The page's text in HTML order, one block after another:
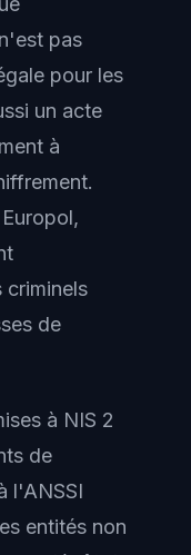
pas
pour les
un acte
à
criminels
de
à NIS 2
de
l'ANSSI
entités non